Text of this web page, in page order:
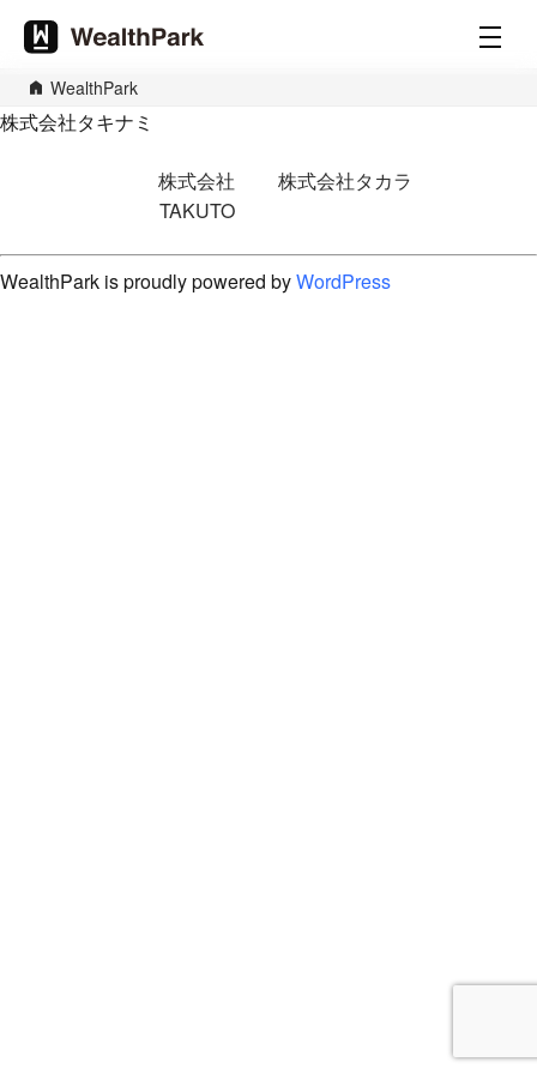
WealthPark
株式会社タキナミ
株式会社
TAKUTO
株式会社タカラ
WealthPark is proudly powered byWordPress